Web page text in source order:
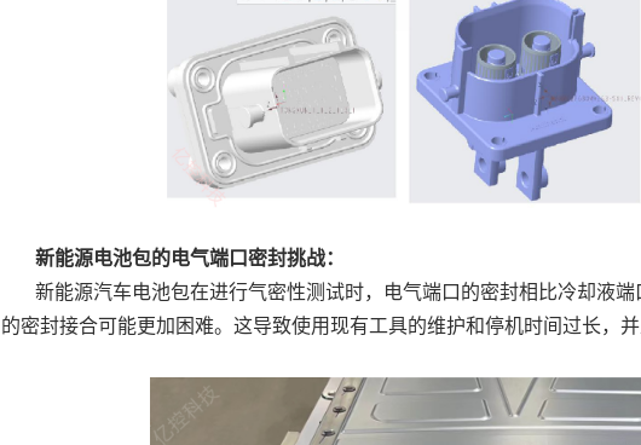
新能源电池包的电气端口密封挑战：
新能源汽车电池包在进行气密性测试时，电气端口的密封相比冷却液
的密封接合可能更加困难。这导致使用现有工具的维护和停机时间过长，并